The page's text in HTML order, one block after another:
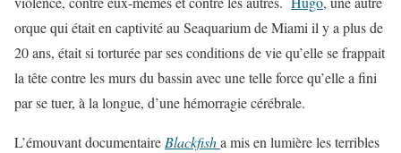
orque qui était en captivité au Seaquarium de Miami il y a plus de
20 ans, était si torturée par ses conditions de vie qu’elle se frappait
la tête contre les murs du bassin avec une telle force qu’elle a fini
par se tuer, à la longue, d’une hémorragie cérébrale.
L’émouvant documentaire Blackfisha mis en lumière les terribles